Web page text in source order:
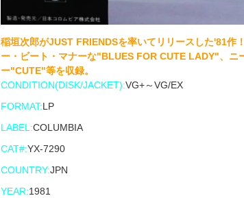
稲垣次郎がJUST FRIENDSを率いてリリースした'81作
ー・ビート・マナーな"BLUES FOR CUTE LADY"、ニ
ー"CUTE"等を収録。
CONDITION(DISK/JACKET):VG+～VG/EX
FORMAT:LP
LABEL:COLUMBIA
CAT#:YX-7290
COUNTRY:JPN
YEAR:1981